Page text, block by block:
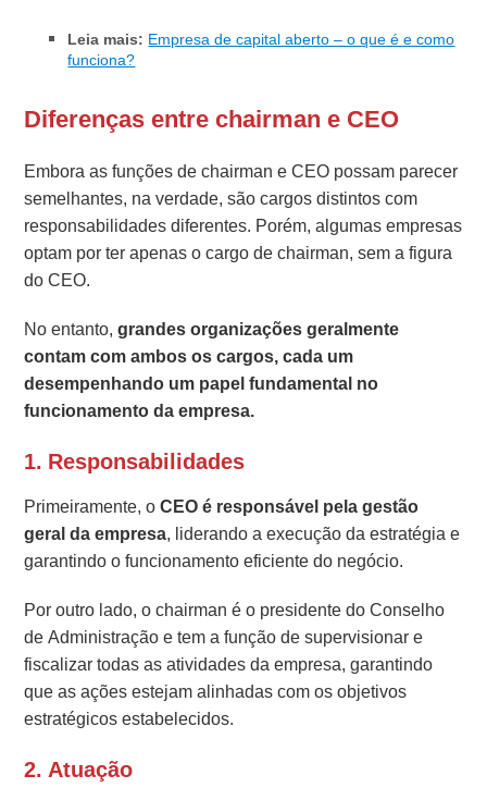
Leia mais: Empresa de capital aberto – o que é e como
funciona?
Diferenças entre chairman e CEO
Embora as funções de chairman e CEO possam parecer
semelhantes, na verdade, são cargos distintos com
responsabilidades diferentes. Porém, algumas empresas
optam por ter apenas o cargo de chairman, sem a figura
do CEO.
No entanto,grandes organizações geralmente
contam com ambos os cargos, cada um
desempenhando um papel fundamental no
funcionamento da empresa.
1. Responsabilidades
Primeiramente, oCEO é responsável pela gestão
geral da empresa, liderando a execução da estratégia e
garantindo o funcionamento eficiente do negócio.
Por outro lado, o chairman é o presidente do Conselho
de Administração e tem a função de supervisionar e
fiscalizar todas as atividades da empresa, garantindo
que as ações estejam alinhadas com os objetivos
estratégicos estabelecidos.
2. Atuação